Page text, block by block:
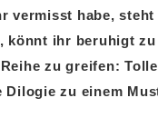
vermisst habe,
ihr beruhigt
zu greifen:
zu einem